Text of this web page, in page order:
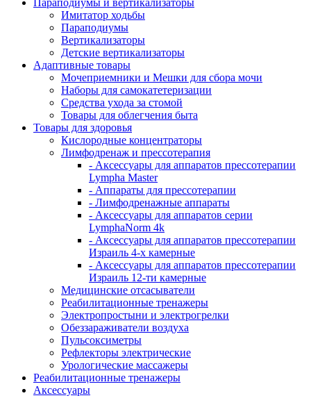
Параподиумы и вертикализаторы
Имитатор ходьбы
Параподиумы
Вертикализаторы
Детские вертикализаторы
Адаптивные товары
Мочеприемники и Мешки для сбора мочи
Наборы для самокатетеризации
Средства ухода за стомой
Товары для облегчения быта
Товары для здоровья
Кислородные концентраторы
Лимфодренаж и прессотерапия
- Аксессуары для аппаратов прессотерапии
Lympha Master
- Аппараты для прессотерапии
- Лимфодренажные аппараты
- Аксессуары для аппаратов серии
LymphaNorm 4k
- Аксессуары для аппаратов прессотерапии
Израиль 4-х камерные
- Аксессуары для аппаратов прессотерапии
Израиль 12-ти камерные
Медицинские отсасыватели
Реабилитационные тренажеры
Электропростыни и электрогрелки
Обеззараживатели воздуха
Пульсоксиметры
Рефлекторы электрические
Урологические массажеры
Реабилитационные тренажеры
Аксессуары